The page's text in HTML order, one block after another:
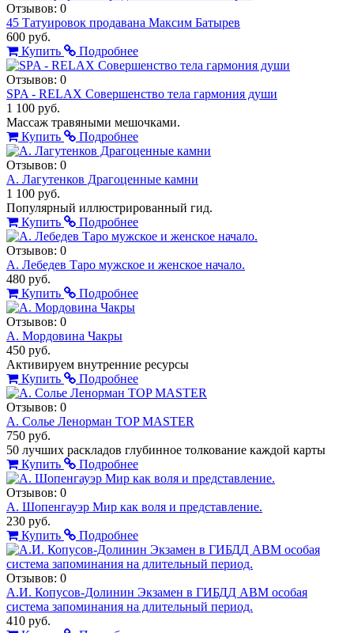
Отзывов: 0
45 Татуировок продавана Максим Батырев
600 руб.
Купить
Подробнее
Отзывов: 0
SPA - RELAX Совершенство тела гармония души
1 100 руб.
Массаж травяными мешочками.
Купить
Подробнее
Отзывов: 0
А. Лагутенков Драгоценные камни
1 100 руб.
Популярный иллюстрированный гид.
Купить
Подробнее
Отзывов: 0
А. Лебедев Таро мужское и женское начало.
480 руб.
Купить
Подробнее
Отзывов: 0
А. Мордовина Чакры
450 руб.
Активируем внутренние ресурсы
Купить
Подробнее
Отзывов: 0
А. Солье Ленорман TOP MASTER
750 руб.
50 лучших раскладов глубинное толкование каждой карты
Купить
Подробнее
Отзывов: 0
А. Шопенгауэр Мир как воля и представление.
230 руб.
Купить
Подробнее
Отзывов: 0
А.И. Копусов-Долинин Экзамен в ГИБДД АВМ особая
система запоминания на длительный период.
410 руб.